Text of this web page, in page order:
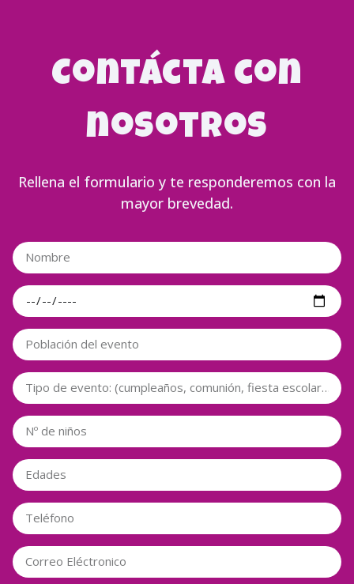
Contácta con
nosotros
Rellena el formulario y te responderemos con la
mayor brevedad.